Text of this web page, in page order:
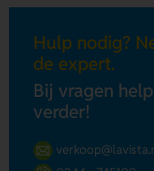
Hulp nodig?
de expert.
Bij vragen
verder!